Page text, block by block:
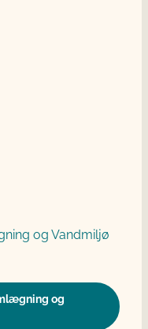
og Vandmiljø
og